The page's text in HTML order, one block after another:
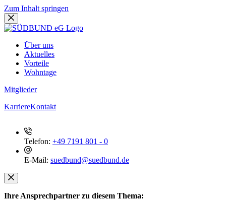
Zum Inhalt springen
Über uns
Aktuelles
Vorteile
Wohntage
Mitglieder
KarriereKontakt
Telefon: +49 7191 801 - 0
E-Mail: suedbund@suedbund.de
Ihre Ansprechpartner zu diesem Thema: